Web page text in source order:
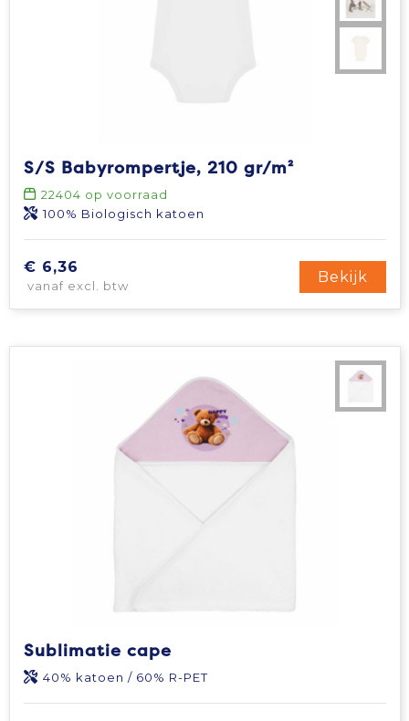
S/S Babyrompertje, 210 gr/m²
22404 op voorraad
100% Biologisch katoen
€ 6,36
vanaf excl. btw
Bekijk
Sublimatie cape
40% katoen / 60% R-PET